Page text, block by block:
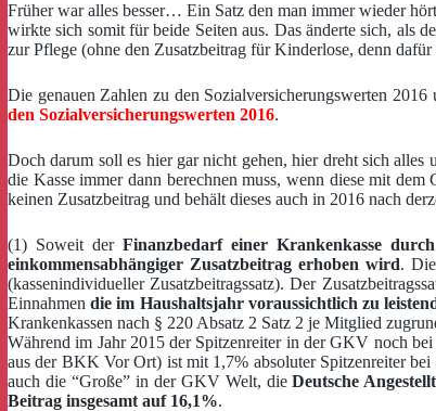
Früher war alles besser… Ein Satz den man immer wieder
wirkte sich somit für beide Seiten aus. Das änderte sich, als
zur Pflege (ohne den Zusatzbeitrag für Kinderlose, denn
Die genauen Zahlen zu den Sozialversicherungswerten
den Sozialversicherungswerten 2016.
Doch darum soll es hier gar nicht gehen, hier dreht sich
die Kasse immer dann berechnen muss, wenn diese mit
keinen Zusatzbeitrag und behält dieses auch in 2016 nach
(1) Soweit der Finanzbedarf einer Krankenkasse
einkommensabhängiger Zusatzbeitrag erhoben wird.
(kassenindividueller Zusatzbeitragssatz). Der
Einnahmendie im Haushaltsjahr voraussichtlich zu
Krankenkassen nach § 220 Absatz 2 Satz 2 je Mitglied
Während im Jahr 2015 der Spitzenreiter in der GKV noch
aus der BKK Vor Ort) ist mit 1,7% absoluter Spitzenreiter
auch die “Große” in der GKV Welt, dieDeutsche
Beitrag insgesamt auf 16,1%.